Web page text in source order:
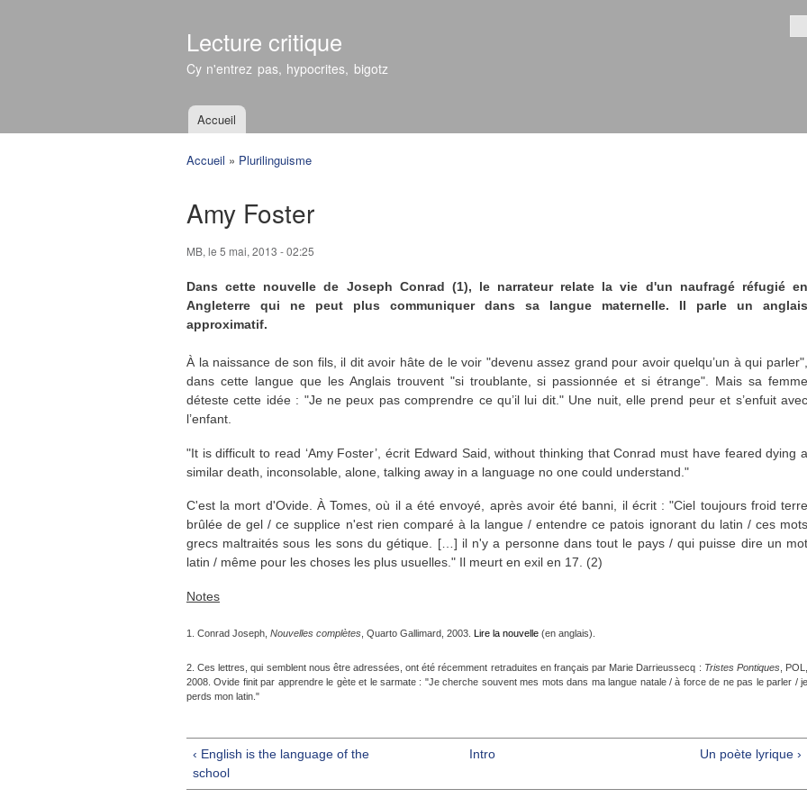
Lecture critique
Cy n'entrez pas, hypocrites, bigotz
Menu principal
Accueil
Accueil » Plurilinguisme
Amy Foster
MB, le 5 mai, 2013 - 02:25
Dans cette nouvelle de Joseph Conrad (1), le narrateur relate la vie d'un naufragé réfugié en
Angleterre qui ne peut plus communiquer dans sa langue maternelle. Il parle un anglais
approximatif.
À la naissance de son fils, il dit avoir hâte de le voir "devenu assez grand pour avoir quelqu’un à qui parler",
dans cette langue que les Anglais trouvent "si troublante, si passionnée et si étrange". Mais sa femme
déteste cette idée : "Je ne peux pas comprendre ce qu’il lui dit." Une nuit, elle prend peur et s’enfuit avec
l’enfant.
"It is difficult to read ‘Amy Foster’, écrit Edward Said, without thinking that Conrad must have feared dying a
similar death, inconsolable, alone, talking away in a language no one could understand."
C'est la mort d'Ovide. À Tomes, où il a été envoyé, après avoir été banni, il écrit : "Ciel toujours froid terre
brûlée de gel / ce supplice n'est rien comparé à la langue / entendre ce patois ignorant du latin / ces mots
grecs maltraités sous les sons du gétique. […] il n'y a personne dans tout le pays / qui puisse dire un mot
latin / même pour les choses les plus usuelles." Il meurt en exil en 17. (2)
Notes
1. Conrad Joseph, Nouvelles complètes , Quarto Gallimard, 2003. Lire la nouvelle (en anglais).
2. Ces lettres, qui semblent nous être adressées, ont été récemment retraduites en français par Marie Darrieussecq : Tristes Pontiques, POL,
2008. Ovide finit par apprendre le gète et le sarmate : "Je cherche souvent mes mots dans ma langue natale / à force de ne pas le parler / je
perds mon latin."
‹ English is the language of the
school
Intro Un poète lyrique ›